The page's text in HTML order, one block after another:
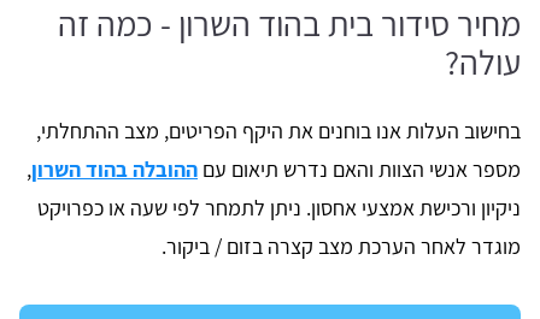
מחיר סידור בית בהוד השרון - כמה זה
עולה?
בחישוב העלות אנו בוחנים את היקף הפריטים, מצב ההתחלתי,
מספר אנשי הצוות והאם נדרש תיאום עם ההובלה בהוד השרון,
ניקיון ורכישת אמצעי אחסון. ניתן לתמחר לפי שעה או כפרויקט
מוגדר לאחר הערכת מצב קצרה בזום / ביקור.